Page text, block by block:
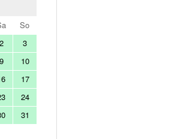
So
2
3
9
10
17
24
31